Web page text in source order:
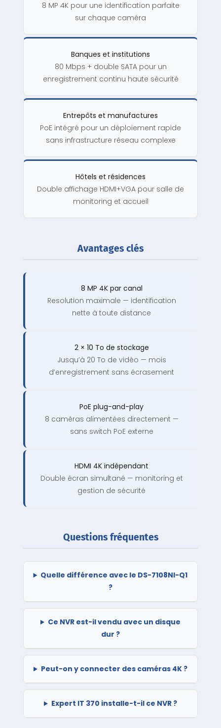
8 MP 4K pour une identification parfaite
sur chaque caméra
Banques et institutions
80 Mbps + double SATA pour un
enregistrement continu haute sécurité
Entrepôts et manufactures
PoE intégré pour un déploiement rapide
sans infrastructure réseau complexe
Hôtels et résidences
Double affichage HDMI+VGA pour salle de
monitoring et accueil
Avantages clés
8 MP 4K par canal
Resolution maximale — identification
nette à toute distance
2 × 10 To de stockage
Jusqu’à 20 To de vidéo — mois
d’enregistrement sans écrasement
PoE plug-and-play
8 caméras alimentées directement —
sans switch PoE externe
HDMI 4K indépendant
Double écran simultané — monitoring et
gestion de sécurité
Questions fréquentes
Quelle différence avec le DS-7108NI-Q1
?
Ce NVR est-il vendu avec un disque
dur ?
Peut-on y connecter des caméras 4K ?
Expert IT 370 installe-t-il ce NVR ?